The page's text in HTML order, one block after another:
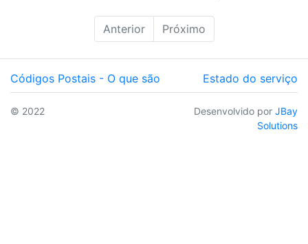
Anterior Próximo
Códigos Postais - O que são Estado do serviço
© 2022 Desenvolvido por JBay
Solutions